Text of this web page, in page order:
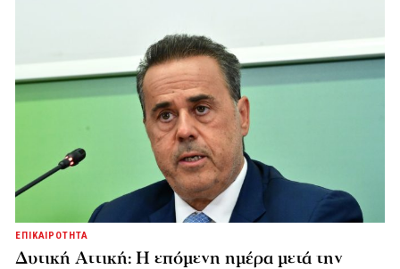
ΕΠΙΚΑΙΡΟΤΗΤΑ
Δυτική Αττική: Η επόμενη ημέρα μετά την